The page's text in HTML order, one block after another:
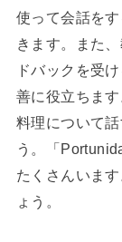
使って会話を
きます。また
ドバックを受
善に役立ちま
料理について
う。「
たくさんいま
ょう。